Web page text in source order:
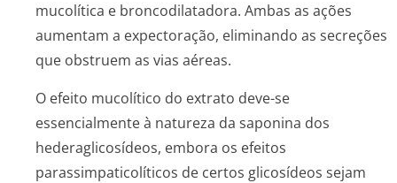
mucolítica e broncodilatadora. Ambas as ações
aumentam a expectoração, eliminando as secreções
que obstruem as vias aéreas.
O efeito mucolítico do extrato deve-se
essencialmente à natureza da saponina dos
hederaglicosídeos, embora os efeitos
parassimpatico­líticos de certos glicosídeos sejam